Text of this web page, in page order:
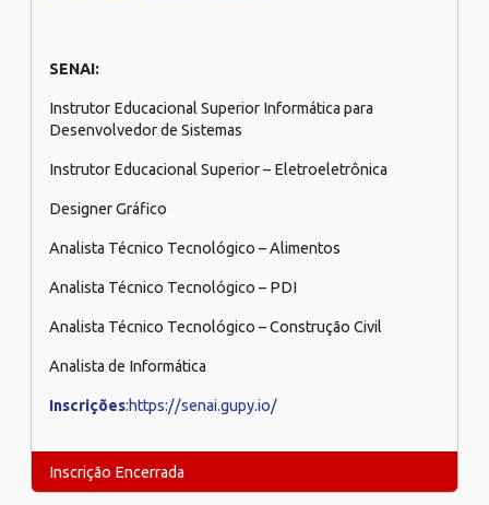
SENAI:
Instrutor Educacional Superior Informática para
Desenvolvedor de Sistemas
Instrutor Educacional Superior – Eletroeletrônica
Designer Gráfico
Analista Técnico Tecnológico – Alimentos
Analista Técnico Tecnológico – PDI
Analista Técnico Tecnológico – Construção Civil
Analista de Informática
Inscrições:https://senai.gupy.io/
Inscrição Encerrada